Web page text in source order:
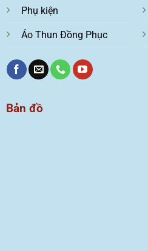
Phụ kiện
Áo Thun Đồng Phục
Bản đồ